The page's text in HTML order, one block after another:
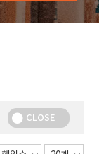
색
CLOSE